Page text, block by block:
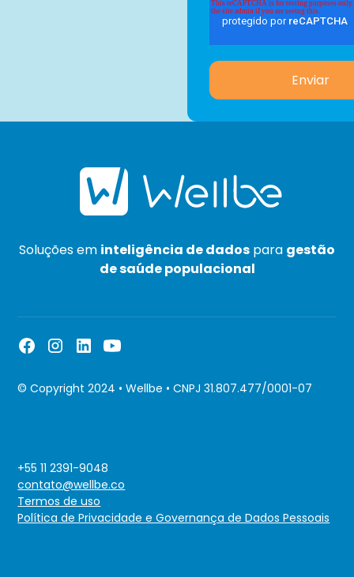
Soluções em inteligência de dados para gestão
de saúde populacional
© Copyright 2024 • Wellbe • CNPJ 31.807.477/0001-07
Termos de uso
Política de Privacidade e Governança de Dados Pessoais
+55 11 2391-9048
contato@wellbe.co